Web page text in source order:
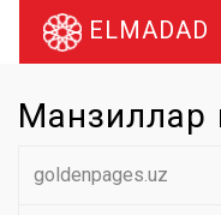
ELMADAD
Манзиллар
goldenpages.uz